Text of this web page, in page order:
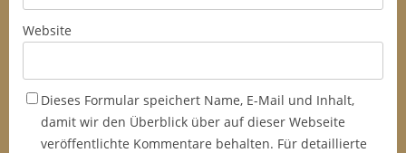
Website
Dieses Formular speichert Name, E-Mail und Inhalt,
damit wir den Überblick über auf dieser Webseite
veröffentlichte Kommentare behalten. Für detaillierte